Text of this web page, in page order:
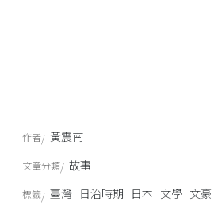
作者 黃震南
文章分類 故事
標籤 臺灣 日治時期 日本 文學 文豪